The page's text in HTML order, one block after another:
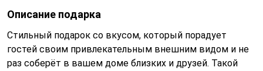
Описание подарка
Стильный подарок со вкусом, который порадует
гостей своим привлекательным внешним видом и не
раз соберёт в вашем доме близких и друзей. Такой